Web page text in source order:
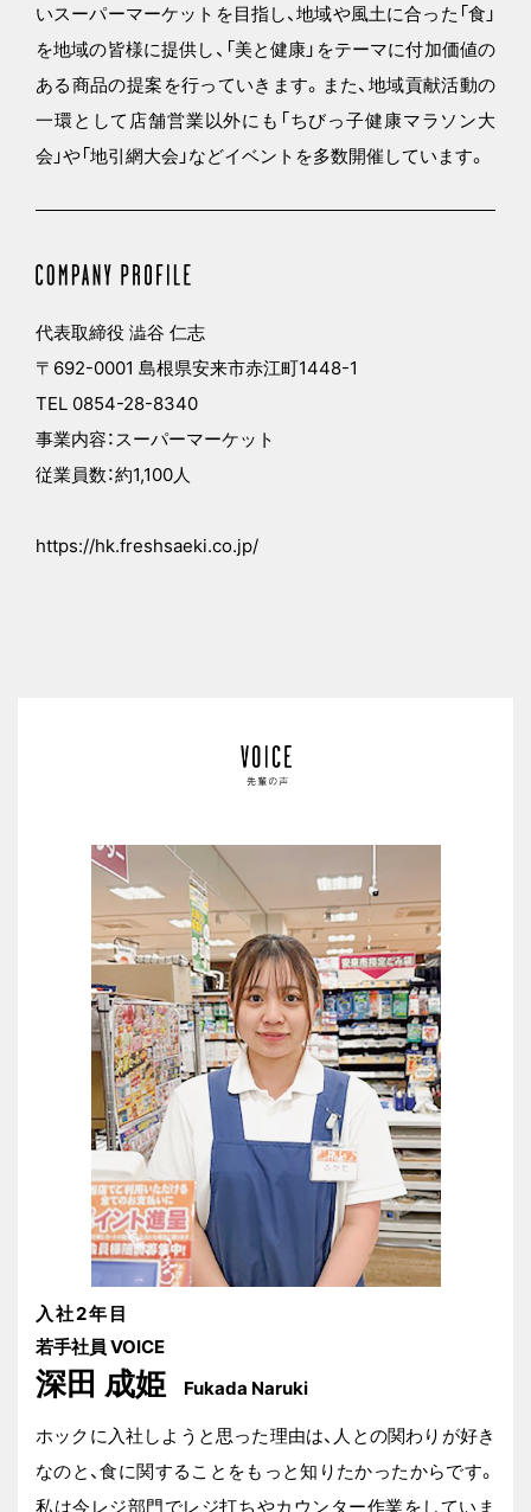
いスーパーマーケットを目指し、地域や風土に合った「食」
を地域の皆様に提供し、「美と健康」をテーマに付加価値の
ある商品の提案を行っていきます。また、地域貢献活動の
一環として店舗営業以外にも「ちびっ子健康マラソン大
会」や「地引網大会」などイベントを多数開催しています。
代表取締役 澁谷 仁志
〒692-0001 島根県安来市赤江町1448-1
TEL 0854-28-8340
事業内容：スーパーマーケット
従業員数：約1,100人
https://hk.freshsaeki.co.jp/
入社2年目
若手社員 VOICE
深田 成姫 Fukada Naruki
ホックに入社しようと思った理由は、人との関わりが好き
なのと、食に関することをもっと知りたかったからです。
私は今レジ部門でレジ打ちやカウンター作業をしていま